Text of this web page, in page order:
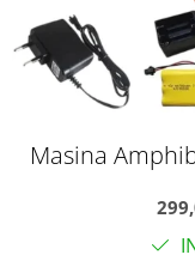
Masina
pe apa,